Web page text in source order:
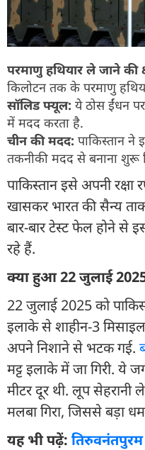
परमाणु हथियार ले जाने की
किलोटन तक के परमाणु
सॉलिड फ्यूल: ये ठोस ईंधन
में मदद करता है.
चीन की मदद: पाकिस्तान
तकनीकी मदद से बनाना शुरू
पाकिस्तान इसे अपनी रक्षा
खासकर भारत की सैन्य
बार-बार टेस्ट फेल होने से
रहे हैं.
क्या हुआ 22 जुलाई
22 जुलाई 2025 को
इलाके से शाहीन-3
अपने निशाने से भटक गई.
मट्ट इलाके में जा गिरी. ये
मीटर दूर थी. लूप सेहरानी
मलबा गिरा, जिससे बड़ा
यह भी पढ़ें: तिरुवनंतपुरम